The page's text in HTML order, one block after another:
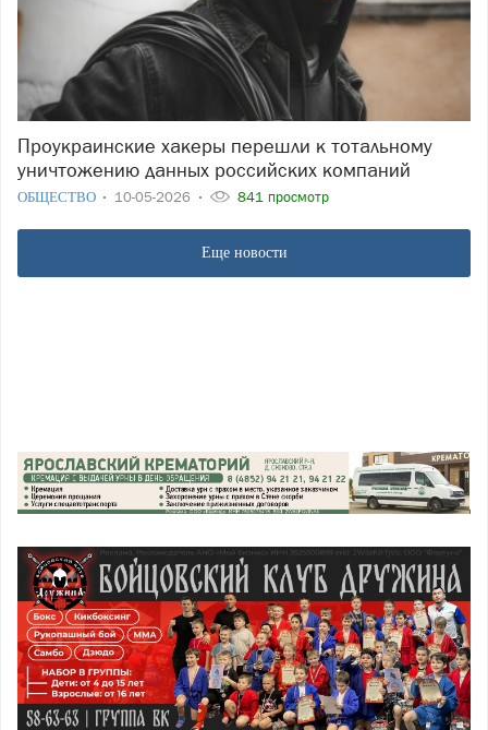
Проукраинские хакеры перешли к тотальному
уничтожению данных российских компаний
ОБЩЕСТВО 10-05-2026 841 просмотр
Еще новости